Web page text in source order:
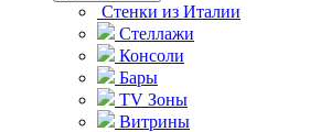
Стенки из Италии
Стеллажи
Консоли
Бары
TV Зоны
Витрины